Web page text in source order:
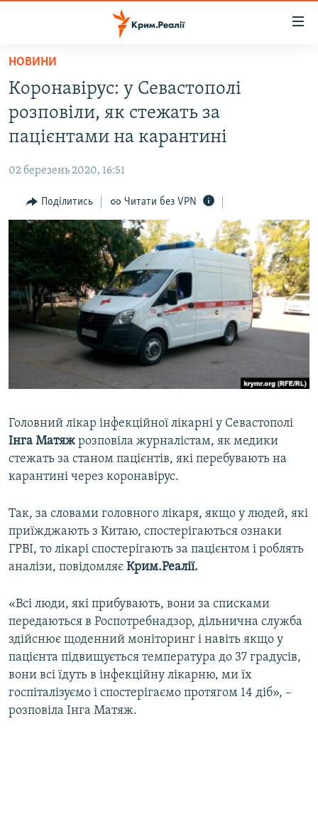
Перейти
основного
матеріалу
Перейти
до
основної
навігації
Перейти
до
пошуку
ВОДА.КРИМ
ВІДЕО ТА ФОТО
БЛОГИ
ПОГЛЯД
ІНТЕРВ'Ю
ВСЕ ЗА ДЕНЬ
СПЕЦПРОЕКТИ
ДЕПОРТАЦІЯ
ВІДЕОУРОКИ «ELIFBE»
СВІДЧЕННЯ ОКУПАЦІЇ
УКРАЇНСЬКА ПРОБЛЕМА КРИМУ
ЯК ОБІЙТИ БЛОКУВАННЯ
Qırımtatar
Усі сайти RFE/RL
НОВИНИ
Коронавірус: у Севастополі
розповіли, як стежать за
пацієнтами на карантині
02 березень 2020, 16:51
Поділитись Читати без VPN
Головний лікар інфекційної лікарні у Севастополі
Інга Матяж розповіла журналістам, як медики
стежать за станом пацієнтів, які перебувають на
карантині через коронавірус.
Так, за словами головного лікаря, якщо у людей, які
приїжджають з Китаю, спостерігаються ознаки
ГРВІ, то лікарі спостерігають за пацієнтом і роблять
аналізи, повідомляє Крим.Реалії.
«Всі люди, які прибувають, вони за списками
передаються в Роспотребнадзор, дільнична служба
здійснює щоденний моніторинг і навіть якщо у
пацієнта підвищується температура до 37 градусів,
вони всі їдуть в інфекційну лікарню, ми їх
госпіталізуємо і спостерігаємо протягом 14 діб», –
розповіла Інга Матяж.